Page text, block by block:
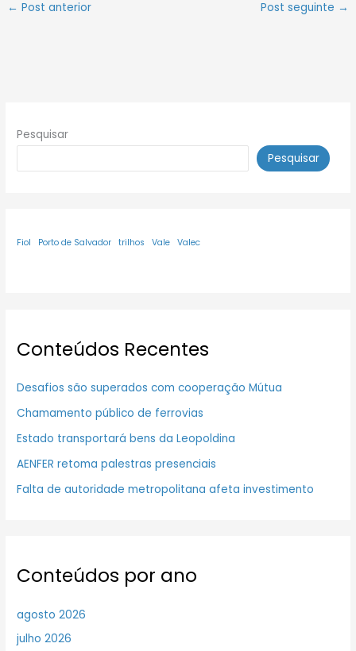
← Post anterior Post seguinte →
Pesquisar
Pesquisar
Fiol Porto de Salvador trilhos Vale Valec
Conteúdos Recentes
Desafios são superados com cooperação Mútua
Chamamento público de ferrovias
Estado transportará bens da Leopoldina
AENFER retoma palestras presenciais
Falta de autoridade metropolitana afeta investimento
Conteúdos por ano
agosto 2026
julho 2026